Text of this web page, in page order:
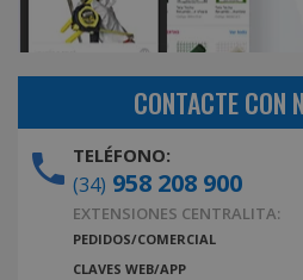
CONTACTE CON
TELÉFONO:
(34) 958 208 900
EXTENSIONES CENTRALITA:
PEDIDOS/COMERCIAL
CLAVES WEB/APP